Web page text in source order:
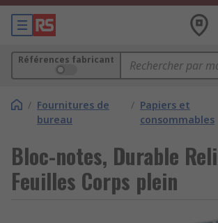
Références fabricant
/ Fournitures de
bureau
/ Papiers et
consommables
Bloc-notes, Durable
Feuilles Corps plein